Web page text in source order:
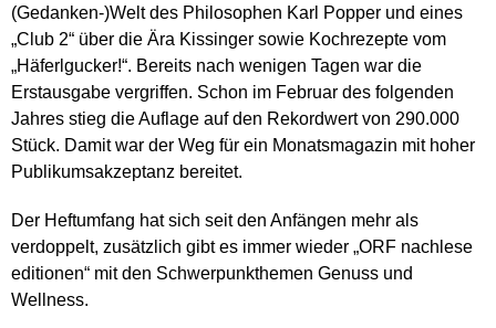
(Gedanken-)Welt des Philosophen Karl Popper und eines
„Club 2“ über die Ära Kissinger sowie Kochrezepte vom
„Häferlgucker!“. Bereits nach wenigen Tagen war die
Erstausgabe vergriffen. Schon im Februar des folgenden
Jahres stieg die Auflage auf den Rekordwert von 290.000
Stück. Damit war der Weg für ein Monatsmagazin mit hoher
Publikumsakzeptanz bereitet.
Der Heftumfang hat sich seit den Anfängen mehr als
verdoppelt, zusätzlich gibt es immer wieder „ORF nachlese
editionen“ mit den Schwerpunkthemen Genuss und
Wellness.